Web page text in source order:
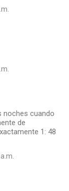
noches cuando
de
1: 48